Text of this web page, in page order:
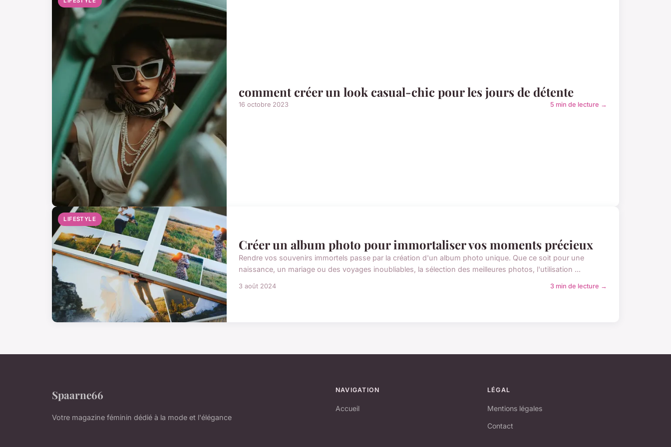
comment créer un look casual-chic pour les jours de détente
16 octobre 2023 5 min de lecture →
LIFESTYLE
Créer un album photo pour immortaliser vos moments précieux
Rendre vos souvenirs immortels passe par la création d'un album photo unique. Que ce soit pour une
naissance, un mariage ou des voyages inoubliables, la sélection des meilleures photos, l'utilisation ...
3 août 2024 3 min de lecture →
Spaarne66
Votre magazine féminin dédié à la mode et l'élégance
NAVIGATION
Accueil
LÉGAL
Mentions légales
Contact